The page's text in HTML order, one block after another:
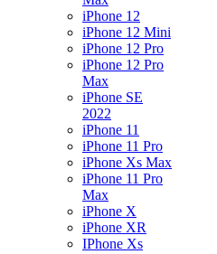
iPhone 12
iPhone 12 Mini
iPhone 12 Pro
iPhone 12 Pro
Max
iPhone SE
2022
iPhone 11
iPhone 11 Pro
iPhone Xs Max
iPhone 11 Pro
Max
iPhone X
iPhone XR
IPhone Xs